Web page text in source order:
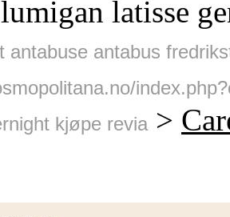
latisse
antabuse antabus
kjøpe revia >